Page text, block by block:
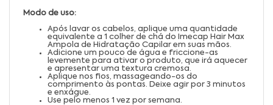
Modo de uso:
Após lavar os cabelos, aplique uma quantidade
equivalente a 1 colher de chá do Imecap Hair Max
Ampola de Hidratação Capilar em suas mãos.
Adicione um pouco de água e friccione-as
levemente para ativar o produto, que irá aquecer
e apresentar uma textura cremosa.
Aplique nos fios, massageando-os do
comprimento às pontas. Deixe agir por 3 minutos
e enxágue.
Use pelo menos 1 vez por semana.